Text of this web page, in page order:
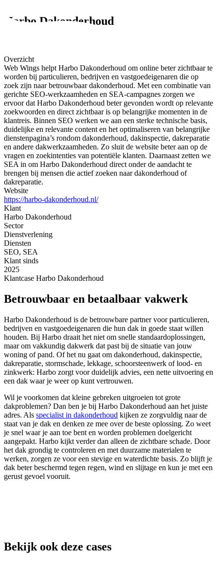
Harbo Dakonderhoud
Overzicht
Web Wings helpt Harbo Dakonderhoud om online beter zichtbaar te
worden bij particulieren, bedrijven en vastgoedeigenaren die op
zoek zijn naar betrouwbaar dakonderhoud. Met een combinatie van
gerichte SEO-werkzaamheden en SEA-campagnes zorgen we
ervoor dat Harbo Dakonderhoud beter gevonden wordt op relevante
zoekwoorden en direct zichtbaar is op belangrijke momenten in de
klantreis. Binnen SEO werken we aan een sterke technische basis,
duidelijke en relevante content en het optimaliseren van belangrijke
dienstenpagina’s rondom dakonderhoud, dakinspectie, dakreparatie
en andere dakwerkzaamheden. Zo sluit de website beter aan op de
vragen en zoekintenties van potentiële klanten. Daarnaast zetten we
SEA in om Harbo Dakonderhoud direct onder de aandacht te
brengen bij mensen die actief zoeken naar dakonderhoud of
dakreparatie.
Website
https://harbo-dakonderhoud.nl/
Klant
Harbo Dakonderhoud
Sector
Dienstverlening
Diensten
SEO, SEA
Klant sinds
2025
Klantcase Harbo Dakonderhoud
Betrouwbaar en betaalbaar vakwerk
Harbo Dakonderhoud is de betrouwbare partner voor particulieren,
bedrijven en vastgoedeigenaren die hun dak in goede staat willen
houden. Bij Harbo draait het niet om snelle standaardoplossingen,
maar om vakkundig dakwerk dat past bij de situatie van jouw
woning of pand. Of het nu gaat om dakonderhoud, dakinspectie,
dakreparatie, stormschade, lekkage, schoorsteenwerk of lood- en
zinkwerk: Harbo zorgt voor duidelijk advies, een nette uitvoering en
een dak waar je weer op kunt vertrouwen.
Wil je voorkomen dat kleine gebreken uitgroeien tot grote
dakproblemen? Dan ben je bij Harbo Dakonderhoud aan het juiste
adres. Als specialist in dakonderhoud kijken ze zorgvuldig naar de
staat van je dak en denken ze mee over de beste oplossing. Zo weet
je snel waar je aan toe bent en worden problemen doelgericht
aangepakt. Harbo kijkt verder dan alleen de zichtbare schade. Door
het dak grondig te controleren en met duurzame materialen te
werken, zorgen ze voor een stevige en waterdichte basis. Zo blijft je
dak beter beschermd tegen regen, wind en slijtage en kun je met een
gerust gevoel vooruit.
Bekijk ook deze cases